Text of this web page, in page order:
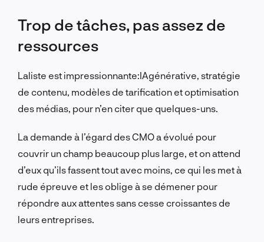
Trop de tâches, pas assez de
ressources
Laliste est impressionnante:IAgénérative , stratégie
de contenu, modèles de tarification et optimisation
des médias , pour n’en citer que quelques-uns.
La demande à l’égard des CMOa évolué pour
couvrir un champ beaucoup plus large, et on attend
d’eux qu’ils fassent tout avec moins, ce qui les met à
rude épreuve et les oblige à se démener pour
répondre aux attentes sans cesse croissantes de
leurs entreprises.